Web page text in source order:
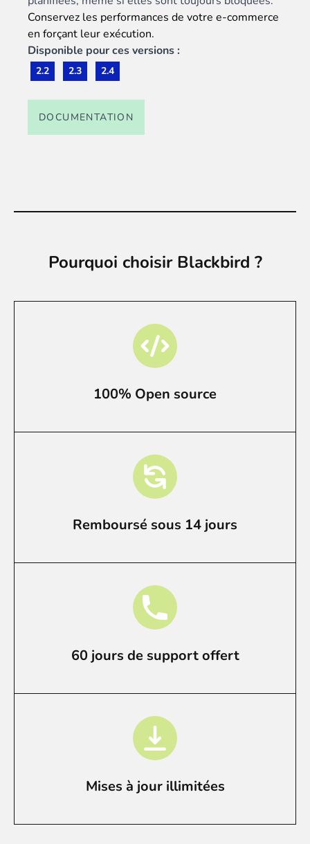
Conservez les performances de votre e-commerce
en forçant leur exécution.
Disponible pour ces versions :
2.2 2.3 2.4
DOCUMENTATION
Pourquoi choisir Blackbird ?
100% Open source
Remboursé sous 14 jours
60 jours de support offert
Mises à jour illimitées